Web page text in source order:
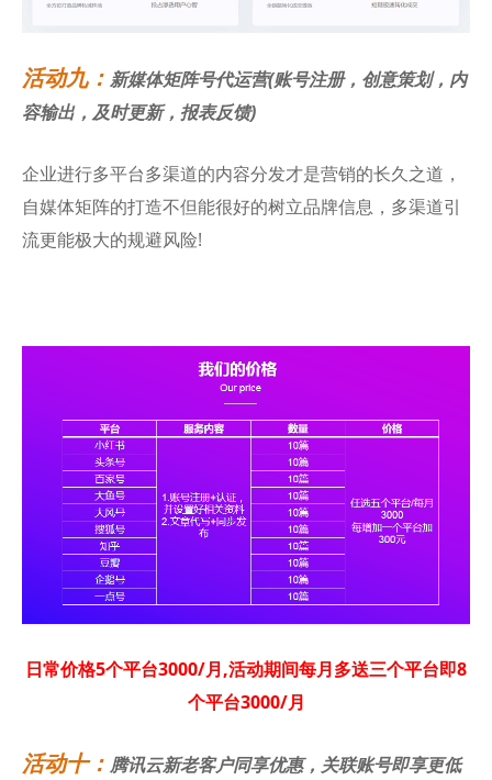
活动九： 新媒体矩阵号代运营(账号注册，创意策划，内
容输出，及时更新，报表反馈)
企业进行多平台多渠道的内容分发才是营销的长久之道，
自媒体矩阵的打造不但能很好的树立品牌信息，多渠道引
流更能极大的规避风险!
日常价格5个平台3000/月,活动期间每月多送三个平台即8
个平台3000/月
活动十： 腾讯云新老客户同享优惠，关联账号即享更低